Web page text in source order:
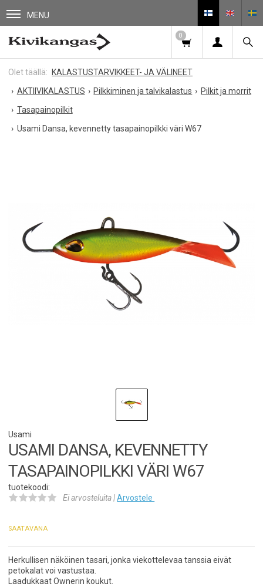
MENU
0
KALASTUSTARVIKKEET- JA VÄLINEET
AKTIIVIKALASTUS
Pilkkiminen ja talvikalastus
Pilkit ja morrit
Tasapainopilkit
Usami Dansa, kevennetty tasapainopilkki väri W67
Usami
USAMI DANSA, KEVENNETTY
TASAPAINOPILKKI VÄRI W67
tuotekoodi:
Ei arvosteluita |Arvostele
SAATAVANA
Herkullisen näköinen tasari, jonka viekottelevaa tanssia eivät
petokalat voi vastustaa.
Laadukkaat Ownerin koukut.